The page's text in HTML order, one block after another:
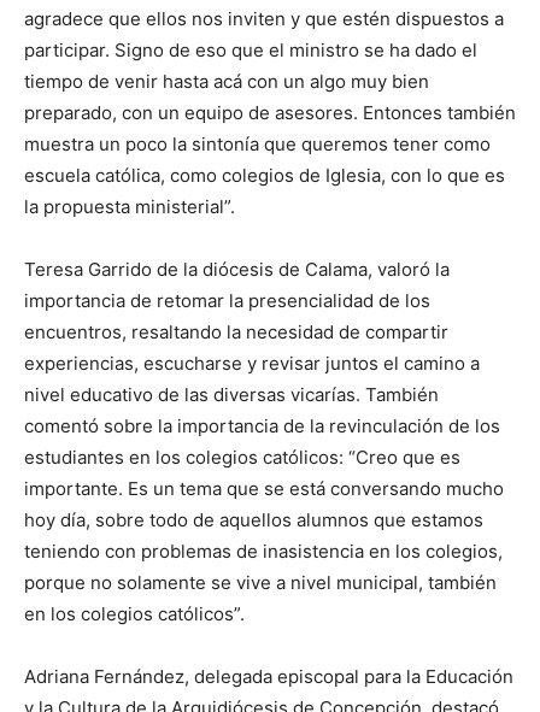
agradece que ellos nos inviten y que estén dispuestos a
participar. Signo de eso que el ministro se ha dado el
tiempo de venir hasta acá con un algo muy bien
preparado, con un equipo de asesores. Entonces también
muestra un poco la sintonía que queremos tener como
escuela católica, como colegios de Iglesia, con lo que es
la propuesta ministerial”.
Teresa Garrido de la diócesis de Calama, valoró la
importancia de retomar la presencialidad de los
encuentros, resaltando la necesidad de compartir
experiencias, escucharse y revisar juntos el camino a
nivel educativo de las diversas vicarías. También
comentó sobre la importancia de la revinculación de los
estudiantes en los colegios católicos: “Creo que es
importante. Es un tema que se está conversando mucho
hoy día, sobre todo de aquellos alumnos que estamos
teniendo con problemas de inasistencia en los colegios,
porque no solamente se vive a nivel municipal, también
en los colegios católicos”.
Adriana Fernández, delegada episcopal para la Educación